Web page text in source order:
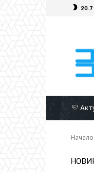
20.7
Начало